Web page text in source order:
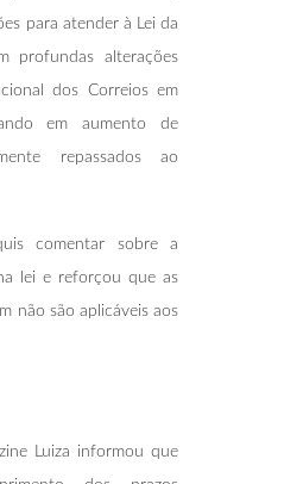
para atender à Lei da
profundas alterações
dos Correios em
em aumento de
repassados ao
comentar sobre a
lei e reforçou que as
não são aplicáveis aos
Luiza informou que